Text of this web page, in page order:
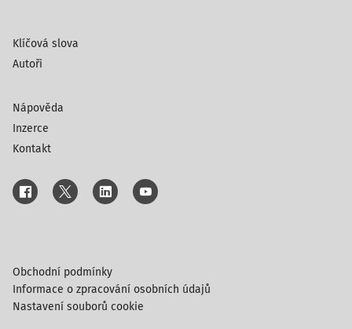
Klíčová slova
Autoři
Nápověda
Inzerce
Kontakt
Obchodní podmínky
Informace o zpracování osobních údajů
Nastavení souborů cookie